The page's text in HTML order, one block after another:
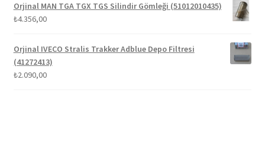
Orjinal MAN TGA TGX TGS Silindir Gömleği (51012010435)
₺4.356,00
Orjinal IVECO Stralis Trakker Adblue Depo Filtresi
(41272413)
₺2.090,00